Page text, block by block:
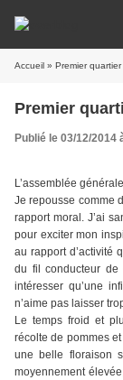
Accueil » Premier
Premier
Publié le 03/12/2014
L’assemblée
Je repousse comme
rapport moral. J’ai
pour exciter mon
au rapport d’activité
du fil conducteur de
intéresser qu’une
n’aime pas laisser
Le temps froid et
récolte de pommes
une belle floraison
moyennement